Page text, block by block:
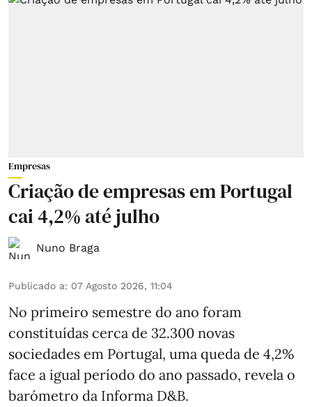
Empresas
Criação de empresas em Portugal
cai 4,2% até julho
Nuno Braga
Publicado a: 07 Agosto 2026, 11:04
No primeiro semestre do ano foram
constituídas cerca de 32.300 novas
sociedades em Portugal, uma queda de 4,2%
face a igual período do ano passado, revela o
barómetro da Informa D&B.